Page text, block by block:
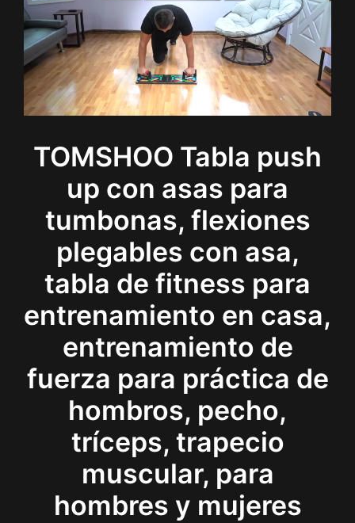
TOMSHOO Tabla push
up con asas para
tumbonas, flexiones
plegables con asa,
tabla de fitness para
entrenamiento en casa,
entrenamiento de
fuerza para práctica de
hombros, pecho,
tríceps, trapecio
muscular, para
hombres y mujeres